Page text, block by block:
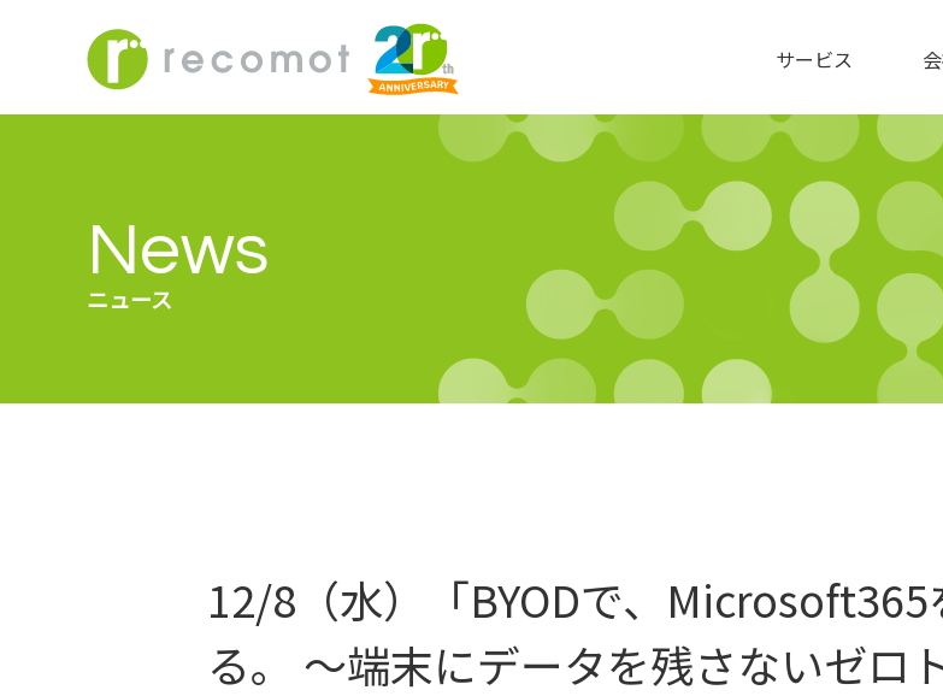
サービス
News
ニュース
12/8（水）「BYODで、
る。 ～端末にデータを残さないゼロ